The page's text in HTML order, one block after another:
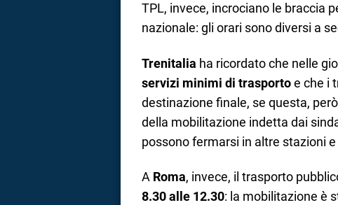
TPL, invece, incrociano le braccia
nazionale: gli orari sono diversi a
Trenitalia ha ricordato che nelle
servizi minimi di trasportoe che i
destinazione finale, se questa,
della mobilitazione indetta dai
possono fermarsi in altre stazioni
A Roma, invece, il trasporto
8.30 alle 12.30: la mobilitazione è